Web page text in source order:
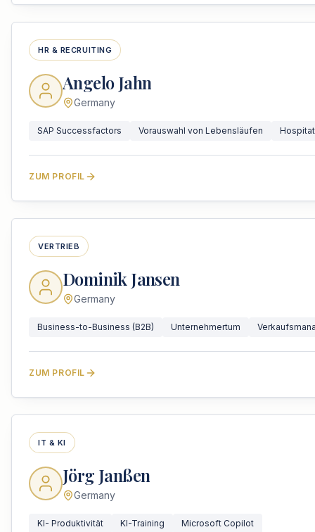
HR & RECRUITING
Angelo Jahn
Germany
SAP Successfactors Vorauswahl von Lebensläufen
ZUM PROFIL
VERTRIEB
Dominik Jansen
Germany
Business-to-Business (B2B) Unternehmertum
ZUM PROFIL
IT & KI
Jörg Janßen
Germany
KI- Produktivität KI-Training Microsoft Copilot